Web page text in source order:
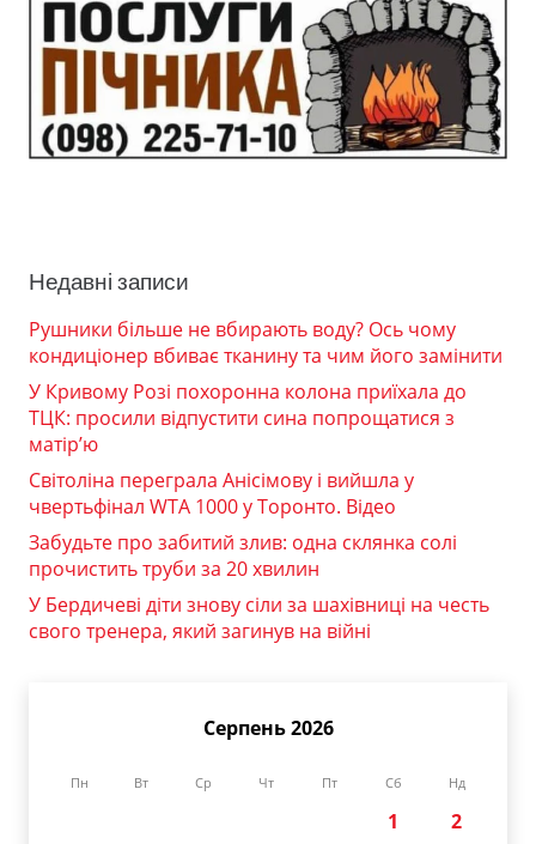
Недавні записи
Рушники більше не вбирають воду? Ось чому
кондиціонер вбиває тканину та чим його замінити
У Кривому Розі похоронна колона приїхала до
ТЦК: просили відпустити сина попрощатися з
матір’ю
Світоліна переграла Анісімову і вийшла у
чвертьфінал WTA 1000 у Торонто. Відео
Забудьте про забитий злив: одна склянка солі
прочистить труби за 20 хвилин
У Бердичеві діти знову сіли за шахівниці на честь
свого тренера, який загинув на війні
Серпень 2026
Пн Вт Ср Чт Пт Сб Нд
1
2